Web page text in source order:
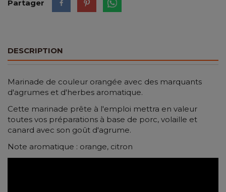
Partager
DESCRIPTION
Marinade de couleur orangée avec des marquants
d'agrumes et d'herbes aromatique.
Cette marinade prête à l'emploi mettra en valeur
toutes vos préparations à base de porc, volaille et
canard avec son goût d'agrume.
Note aromatique : orange, citron